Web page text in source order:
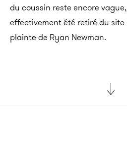
du coussin reste encore
effectivement été retiré du
plainte de Ryan Newman.